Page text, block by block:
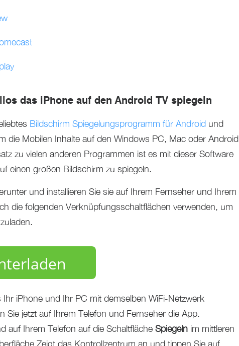
das iPhone auf den Android TV spiegeln
Bildschirm Spiegelungsprogramm für Android und
die Mobilen Inhalte auf den Windows PC, Mac oder Android
zu vielen anderen Programmen ist es mit dieser Software
einen großen Bildschirm zu spiegeln.
und installieren Sie sie auf Ihrem Fernseher und Ihrem
die folgenden Verknüpfungsschaltflächen verwenden, um
Ihr iPhone und Ihr PC mit demselben WiFi-Netzwerk
Sie jetzt auf Ihrem Telefon und Fernseher die App.
auf Ihrem Telefon auf die Schaltfläche Spiegeln im mittleren
das Kontrollzentrum an und tippen Sie auf